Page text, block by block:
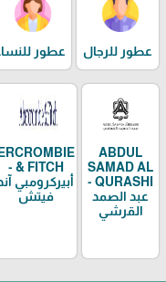
عطور للرجال عطور
ABDUL
SAMAD AL
QURASHI -
عبد الصمد
القرشي
& FITCH -
أبيركرومبي
فيتش